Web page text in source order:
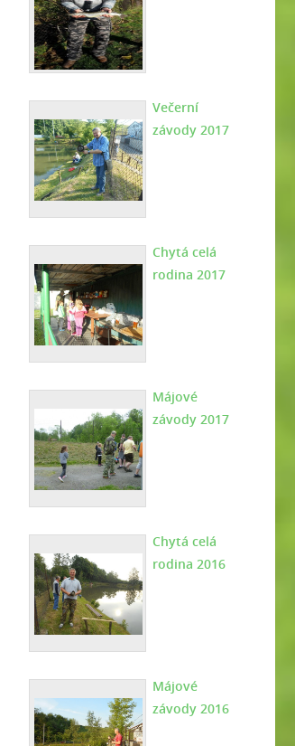
Večerní
závody 2017
Chytá celá
rodina 2017
Májové
závody 2017
Chytá celá
rodina 2016
Májové
závody 2016